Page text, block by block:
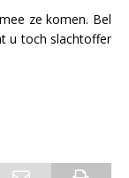
ze komen. Bel
u toch slachtoffer